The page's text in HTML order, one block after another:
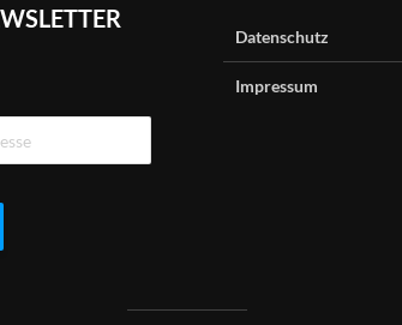
Datenschutz
Impressum